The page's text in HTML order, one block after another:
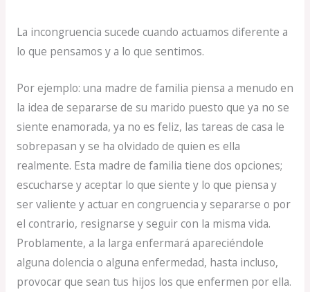
La incongruencia sucede cuando actuamos diferente a
lo que pensamos y a lo que sentimos.
Por ejemplo: una madre de familia piensa a menudo en
la idea de separarse de su marido puesto que ya no se
siente enamorada, ya no es feliz, las tareas de casa le
sobrepasan y se ha olvidado de quien es ella
realmente. Esta madre de familia tiene dos opciones;
escucharse y aceptar lo que siente y lo que piensa y
ser valiente y actuar en congruencia y separarse o por
el contrario, resignarse y seguir con la misma vida.
Problamente, a la larga enfermará apareciéndole
alguna dolencia o alguna enfermedad, hasta incluso,
provocar que sean tus hijos los que enfermen por ella.